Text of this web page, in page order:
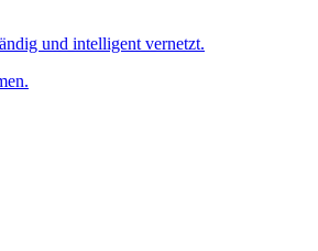
und intelligent vernetzt.